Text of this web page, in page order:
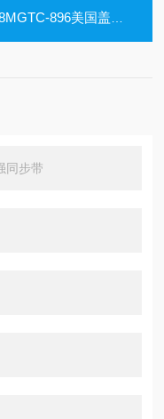
美国盖茨保力强同步带